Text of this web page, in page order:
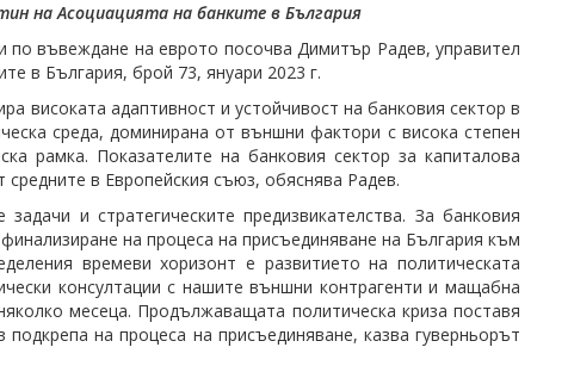
на Асоциацията на банките в България
по въвеждане на еврото посочва Димитър Радев, управител
в България, брой 73, януари 2023 г.
високата адаптивност и устойчивост на банковия сектор в
среда, доминирана от външни фактори с висока степен
рамка. Показателите на банковия сектор за капиталова
в Европейския съюз, обяснява Радев.
и стратегическите предизвикателства. За банковия
на процеса на присъединяване на България към
времеви хоризонт е развитието на политическата
консултации с нашите външни контрагенти и мащабна
месеца. Продължаващата политическа криза поставя
на процеса на присъединяване, казва гуверньорът